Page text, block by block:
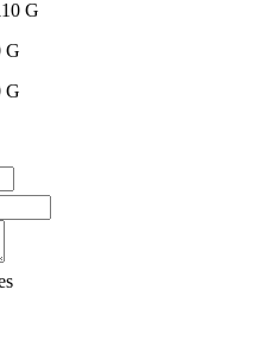
G
G